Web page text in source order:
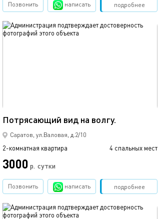
подробнее
Позвонить написать Забронировать
Потрясающий вид на волгу.
Саратов, ул.Валовая, д.2/10
2-комнатная квартира 4 спальных мест
3000 р. сутки
обновлено 03.04.2020
подробнее
Позвонить написать Забронировать
обновлено 03.04.2020